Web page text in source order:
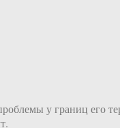
у границ его